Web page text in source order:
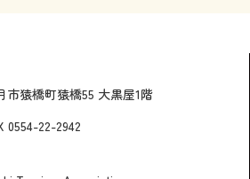
市猿橋町猿橋55 大黒屋1階
0554-22-2942